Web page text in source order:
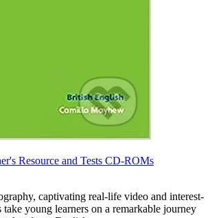
Resource and Tests CD-ROMs
captivating real-life video and interest-
young learners on a remarkable journey